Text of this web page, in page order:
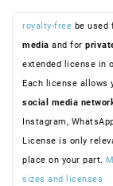
royalty-free be used
media and for
extended license in
Each license allows
social media
Instagram,
License is only
place on your part.
sizes and licenses